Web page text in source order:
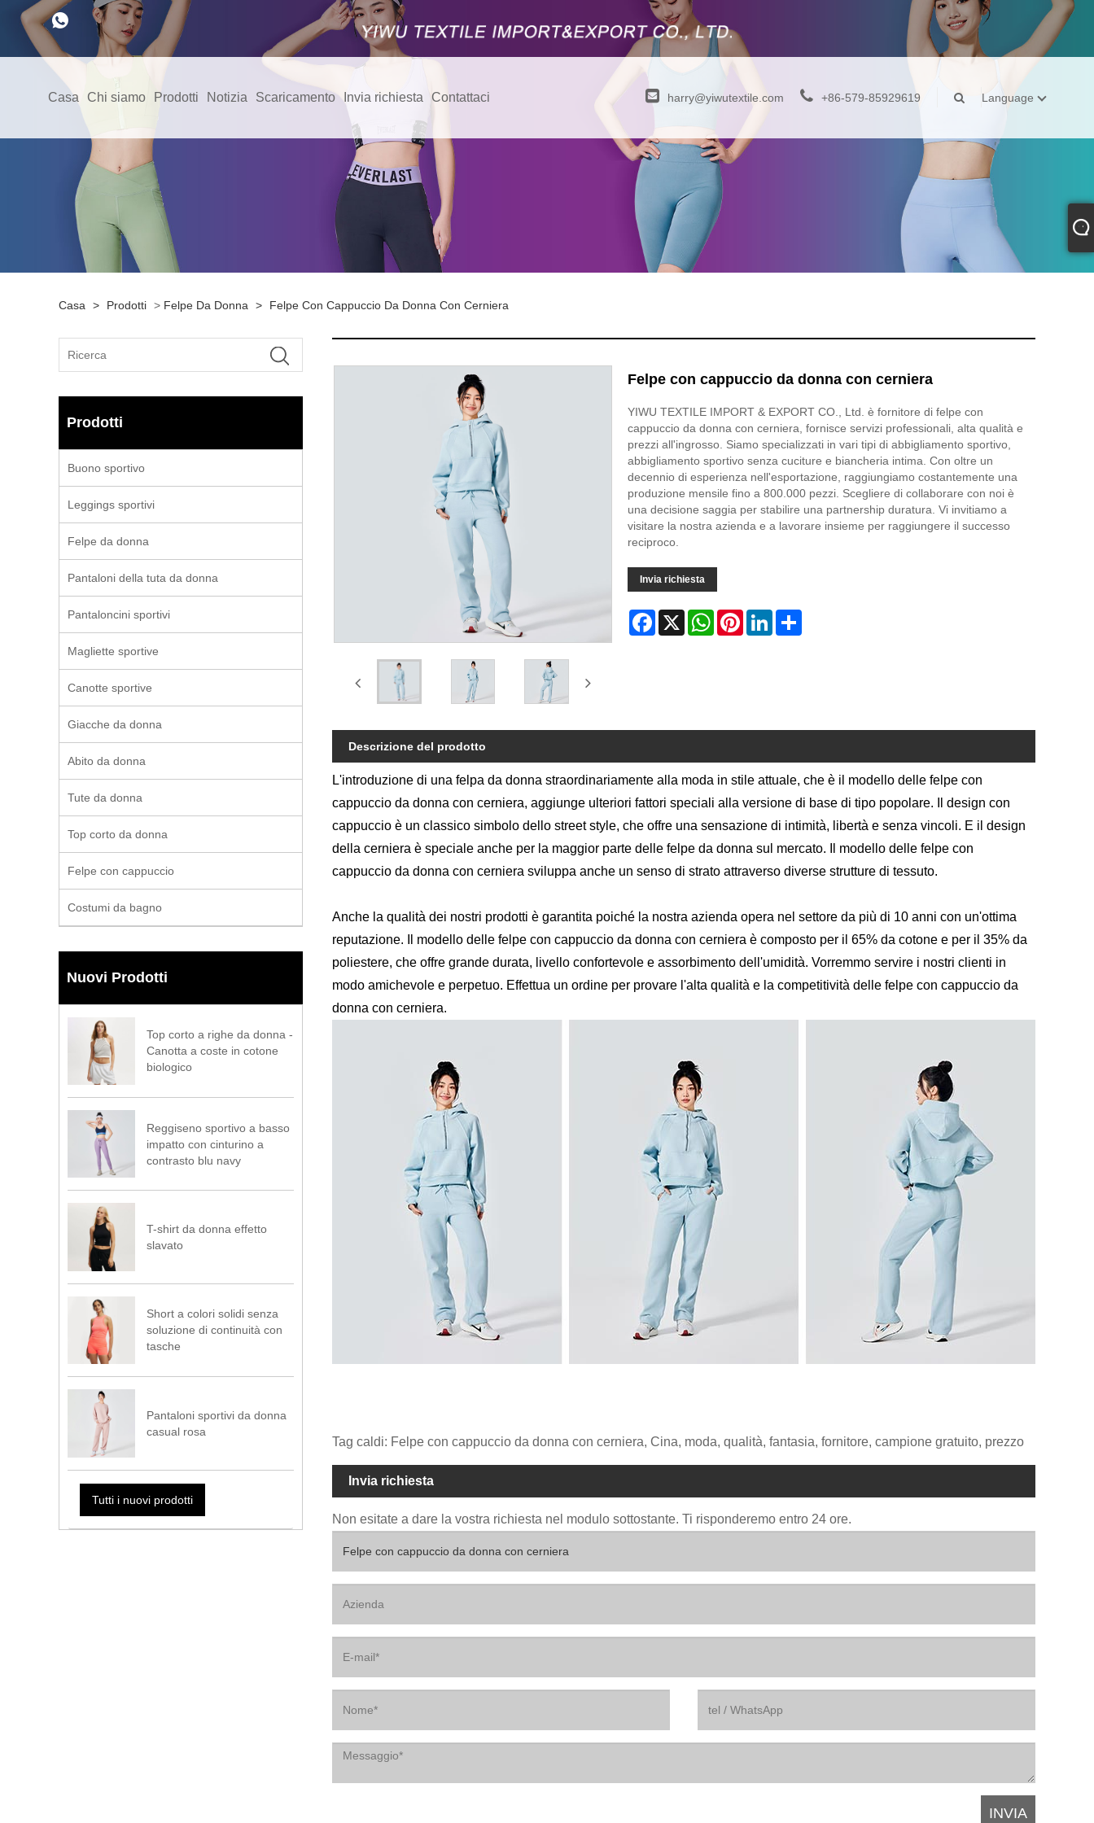
Casa Chi siamo Prodotti Notizia Scaricamento Invia richiesta Contattaci harry@yiwutextile.com +86-579-85929619 Language
Casa > Prodotti > Felpe Da Donna > Felpe Con Cappuccio Da Donna Con Cerniera
Prodotti
Buono sportivo
Leggings sportivi
Felpe da donna
Pantaloni della tuta da donna
Pantaloncini sportivi
Magliette sportive
Canotte sportive
Giacche da donna
Abito da donna
Tute da donna
Top corto da donna
Felpe con cappuccio
Costumi da bagno
Nuovi Prodotti
Top corto a righe da donna -
Canotta a coste in cotone
biologico
Reggiseno sportivo a basso
impatto con cinturino a
contrasto blu navy
T-shirt da donna effetto
slavato
Short a colori solidi senza
soluzione di continuità con
tasche
Pantaloni sportivi da donna
casual rosa
Tutti i nuovi prodotti
Felpe con cappuccio da donna con cerniera
YIWU TEXTILE IMPORT & EXPORT CO., Ltd. è fornitore di felpe con
cappuccio da donna con cerniera, fornisce servizi professionali, alta qualità e
prezzi all'ingrosso. Siamo specializzati in vari tipi di abbigliamento sportivo,
abbigliamento sportivo senza cuciture e biancheria intima. Con oltre un
decennio di esperienza nell'esportazione, raggiungiamo costantemente una
produzione mensile fino a 800.000 pezzi. Scegliere di collaborare con noi è
una decisione saggia per stabilire una partnership duratura. Vi invitiamo a
visitare la nostra azienda e a lavorare insieme per raggiungere il successo
reciproco.
Invia richiesta
Facebook
X WhatsAppPinterestLinkedInShare
Descrizione del prodotto
L'introduzione di una felpa da donna straordinariamente alla moda in stile attuale, che è il modello delle felpe con
cappuccio da donna con cerniera, aggiunge ulteriori fattori speciali alla versione di base di tipo popolare. Il design con
cappuccio è un classico simbolo dello street style, che offre una sensazione di intimità, libertà e senza vincoli. E il design
della cerniera è speciale anche per la maggior parte delle felpe da donna sul mercato. Il modello delle felpe con
cappuccio da donna con cerniera sviluppa anche un senso di strato attraverso diverse strutture di tessuto.
Anche la qualità dei nostri prodotti è garantita poiché la nostra azienda opera nel settore da più di 10 anni con un'ottima
reputazione. Il modello delle felpe con cappuccio da donna con cerniera è composto per il 65% da cotone e per il 35% da
poliestere, che offre grande durata, livello confortevole e assorbimento dell'umidità. Vorremmo servire i nostri clienti in
modo amichevole e perpetuo. Effettua un ordine per provare l'alta qualità e la competitività delle felpe con cappuccio da
donna con cerniera.
Tag caldi: Felpe con cappuccio da donna con cerniera, Cina, moda, qualità, fantasia, fornitore, campione gratuito, prezzo
Invia richiesta
Non esitate a dare la vostra richiesta nel modulo sottostante. Ti risponderemo entro 24 ore.